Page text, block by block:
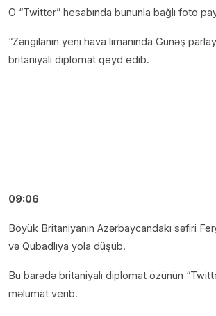
O “Twitter” hesabında bununla bağlı foto
“Zəngilanın yeni hava limanında Günəş
britaniyalı diplomat qeyd edib.
09:06
Böyük Britaniyanın Azərbaycandakı səfiri
və Qubadlıya yola düşüb.
Bu barədə britaniyalı diplomat özünün
məlumat verib.